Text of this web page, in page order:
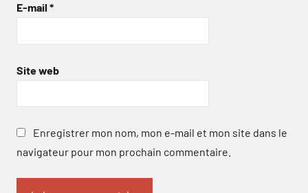
E-mail *
Site web
Enregistrer mon nom, mon e-mail et mon site dans le
navigateur pour mon prochain commentaire.